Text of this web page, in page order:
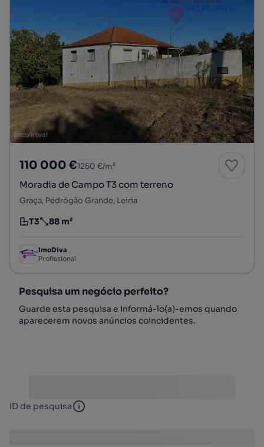
110 000 €1250 €/m²
Moradia de Campo T3 com terreno
Graça, Pedrógão Grande, Leiria
Tipologia
T3
Preço por metro quadrado
88 m²
ImoDiva
Profissional
Pesquisa um negócio perfeito?
Guarde esta pesquisa e informá-lo(a)-emos quando
aparecerem novos anúncios coincidentes.
ID de pesquisa ID de pesquisa